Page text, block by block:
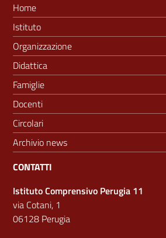
Home
Istituto
Organizzazione
Didattica
Famiglie
Docenti
Circolari
Archivio news
CONTATTI
Istituto Comprensivo Perugia 11
via Cotani, 1
06128 Perugia